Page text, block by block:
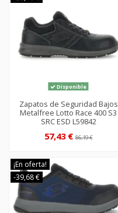
Disponible
Zapatos de Seguridad Bajos
Metalfree Lotto Race 400 S3
SRC ESD L59842
57,43 €86,19 €
¡En oferta!
-39,68 €